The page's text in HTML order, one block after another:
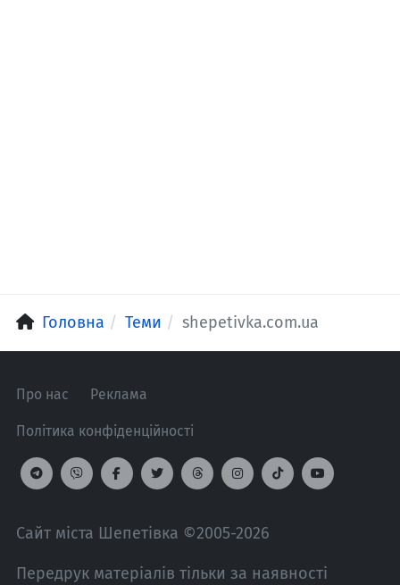
Головна Теми shepetivka.com.ua
Про нас Реклама
Політика конфіденційності
Сайт міста Шепетівка ©2005-2026
Передрук матеріалів тільки за наявності